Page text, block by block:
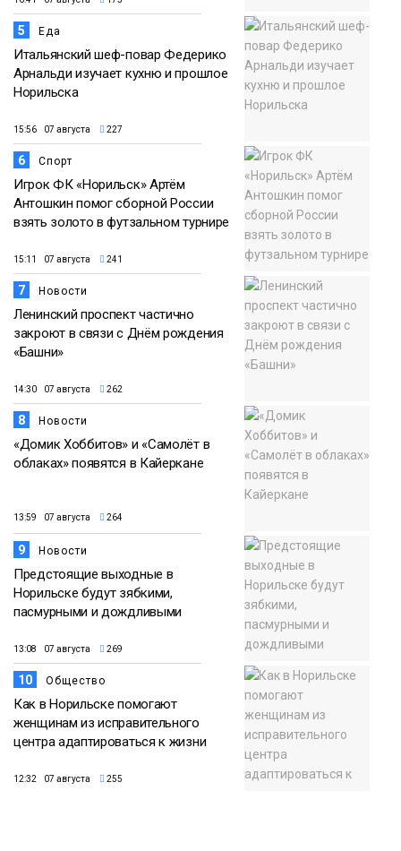
5 Еда
Итальянский шеф-повар Федерико
Арнальди изучает кухню и прошлое
Норильска
15:56 07 августа 227
6 Спорт
Игрок ФК «Норильск» Артём
Антошкин помог сборной России
взять золото в футзальном турнире
15:11 07 августа 241
7 Новости
Ленинский проспект частично
закроют в связи с Днём рождения
«Башни»
14:30 07 августа 262
8 Новости
«Домик Хоббитов» и «Самолёт в
облаках» появятся в Кайеркане
13:59 07 августа 264
9 Новости
Предстоящие выходные в
Норильске будут зябкими,
пасмурными и дождливыми
13:08 07 августа 269
10 Общество
Как в Норильске помогают
женщинам из исправительного
центра адаптироваться к жизни
12:32 07 августа 255